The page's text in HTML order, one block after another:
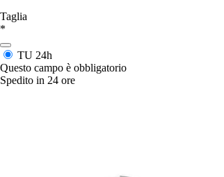
Taglia
*
TU 24h
Questo campo è obbligatorio
Spedito in 24 ore